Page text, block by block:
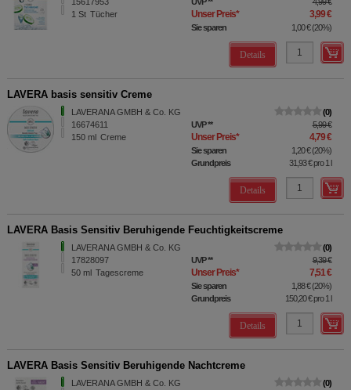
1 St Tücher Unser Preis* 3,99 €
Sie sparen 1,00 €(20%)
Details
LAVERA basis sensitiv Creme
LAVERANA GMBH & Co. KG
16674611
150 ml Creme
0
UVP** 5,99 €
Unser Preis* 4,79 €
Sie sparen 1,20 €(20%)
Grundpreis
31,93 €pro 1 l
Details
LAVERA Basis Sensitiv Beruhigende Feuchtigkeitscreme
LAVERANA GMBH & Co. KG
17828097
50 ml Tagescreme
0
UVP** 9,39 €
Unser Preis* 7,51 €
Sie sparen 1,88 €(20%)
Grundpreis
150,20 €pro 1 l
Details
LAVERA Basis Sensitiv Beruhigende Nachtcreme
LAVERANA GMBH & Co. KG
0